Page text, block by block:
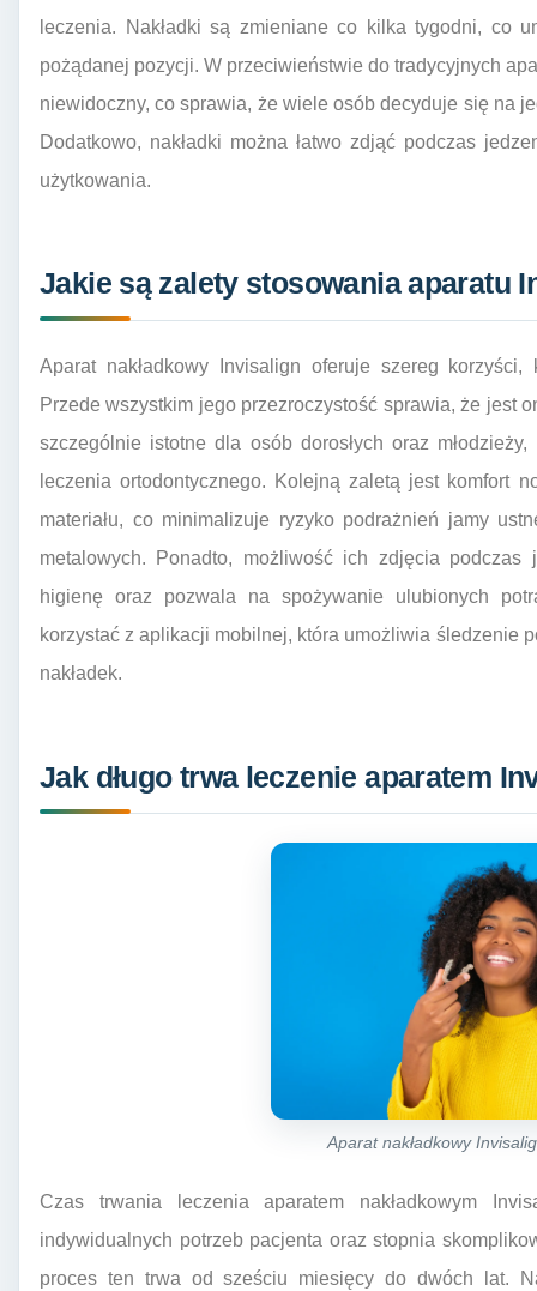
leczenia. Nakładki są zmieniane co kilka tygodni, co
pożądanej pozycji. W przeciwieństwie do tradycyjnych
niewidoczny, co sprawia, że wiele osób decyduje się na
Dodatkowo, nakładki można łatwo zdjąć podczas
użytkowania.
Jakie są zalety stosowania aparatu
Aparat nakładkowy Invisalign oferuje szereg
Przede wszystkim jego przezroczystość sprawia, że jest
szczególnie istotne dla osób dorosłych oraz
leczenia ortodontycznego. Kolejną zaletą jest komfort
materiału, co minimalizuje ryzyko podrażnień jamy
metalowych. Ponadto, możliwość ich zdjęcia
higienę oraz pozwala na spożywanie ulubionych
korzystać z aplikacji mobilnej, która umożliwia śledzenie
nakładek.
Jak długo trwa leczenie aparatem
Aparat nakładkowy
Czas trwania leczenia aparatem nakładkowym
indywidualnych potrzeb pacjenta oraz stopnia
proces ten trwa od sześciu miesięcy do dwóch lat.